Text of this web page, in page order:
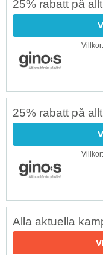
25% rabatt på
25% rabatt på
Alla aktuella